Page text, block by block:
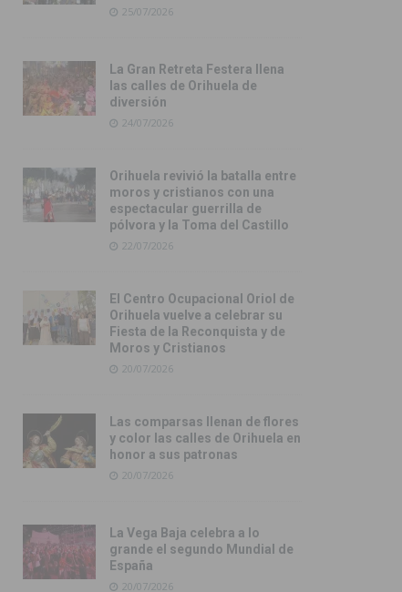
25/07/2026
La Gran Retreta Festera llena
las calles de Orihuela de
diversión
24/07/2026
Orihuela revivió la batalla entre
moros y cristianos con una
espectacular guerrilla de
pólvora y la Toma del Castillo
22/07/2026
El Centro Ocupacional Oriol de
Orihuela vuelve a celebrar su
Fiesta de la Reconquista y de
Moros y Cristianos
20/07/2026
Las comparsas llenan de flores
y color las calles de Orihuela en
honor a sus patronas
20/07/2026
La Vega Baja celebra a lo
grande el segundo Mundial de
España
20/07/2026